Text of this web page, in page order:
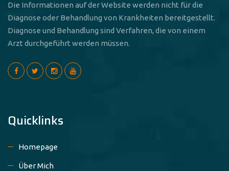
Die Informationen auf der Website werden nicht für die
Diagnose oder Behandlung von Krankheiten bereitgestellt.
Diagnose und Behandlung sind Verfahren, die von einem
Arzt durchgeführt werden müssen.
Quicklinks
Homepage
Über Mich